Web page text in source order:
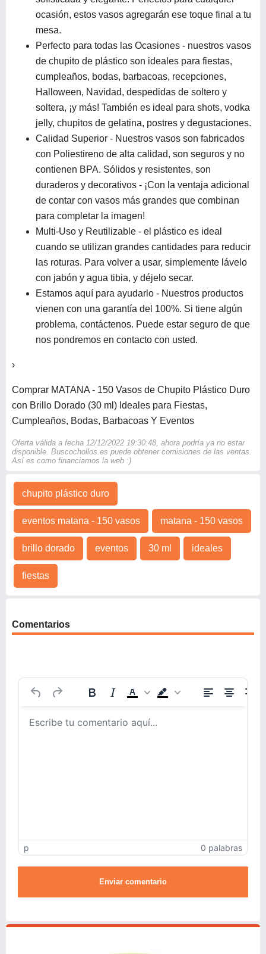
ocasión, estos vasos agregarán ese toque final a tu
mesa.
Perfecto para todas las Ocasiones - nuestros vasos
de chupito de plástico son ideales para fiestas,
cumpleaños, bodas, barbacoas, recepciones,
Halloween, Navidad, despedidas de soltero y
soltera, ¡y más! También es ideal para shots, vodka
jelly, chupitos de gelatina, postres y degustaciones.
Calidad Superior - Nuestros vasos son fabricados
con Poliestireno de alta calidad, son seguros y no
contienen BPA. Sólidos y resistentes, son
duraderos y decorativos - ¡Con la ventaja adicional
de contar con vasos más grandes que combinan
para completar la imagen!
Multi-Uso y Reutilizable - el plástico es ideal
cuando se utilizan grandes cantidades para reducir
las roturas. Para volver a usar, simplemente lávelo
con jabón y agua tibia, y déjelo secar.
Estamos aquí para ayudarlo - Nuestros productos
vienen con una garantía del 100%. Si tiene algún
problema, contáctenos. Puede estar seguro de que
nos pondremos en contacto con usted.
›
Comprar MATANA - 150 Vasos de Chupito Plástico Duro
con Brillo Dorado (30 ml) Ideales para Fiestas,
Cumpleaños, Bodas, Barbacoas Y Eventos
Oferta válida a fecha 12/12/2022 19:30:48, ahora podría ya no estar
disponible. Buscochollos.es puede obtener comisiones de las ventas.
Así es como financiamos la web :)
chupito plástico duro
eventos matana - 150 vasos matana - 150 vasos
brillo dorado eventos 30 ml ideales
fiestas
Comentarios
p 0 palabras
Enviar comentario